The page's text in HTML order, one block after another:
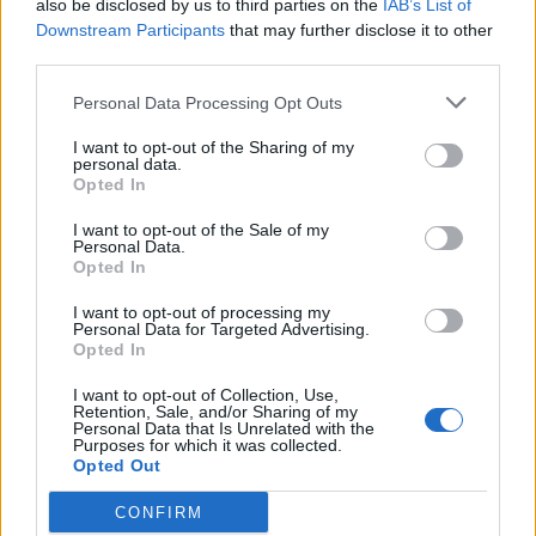
also be disclosed by us to third parties on the IAB’s List of
Downstream Participants that may further disclose it to other
Personal Data Processing Opt Outs
I want to opt-out of the Sharing of my
personal data.
Opted In
I want to opt-out of the Sale of my
Personal Data.
Opted In
I want to opt-out of processing my
Personal Data for Targeted Advertising.
Opted In
I want to opt-out of Collection, Use,
Retention, Sale, and/or Sharing of my
Personal Data that Is Unrelated with the
Purposes for which it was collected.
Opted Out
CONFIRM
Så ser du
meteorregnet och
partiella
solförmörkelsen
Astrofotografen och
Vallentunabon Per-Magnus
Hedén tipsar
Max fashion blir
centrum
Efter sommarens
butiken igen i augusti